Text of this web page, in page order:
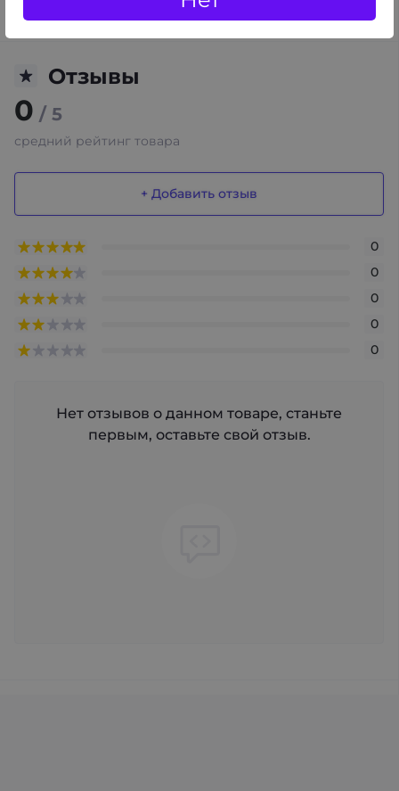
Отзывы
0 / 5
средний рейтинг товара
+ Добавить отзыв
0
0
0
0
0
Нет отзывов о данном товаре, станьте
первым, оставьте свой отзыв.